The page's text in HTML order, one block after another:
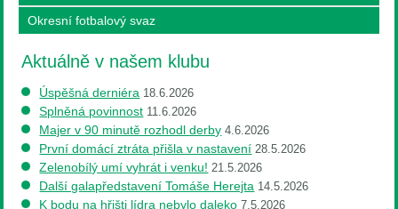
Okresní fotbalový svaz
Aktuálně v našem klubu
Úspěšná derniéra 18.6.2026
Splněná povinnost 11.6.2026
Majer v 90 minutě rozhodl derby 4.6.2026
První domácí ztráta přišla v nastavení 28.5.2026
Zelenobílý umí vyhrát i venku! 21.5.2026
Další galapředstavení Tomáše Herejta 14.5.2026
K bodu na hřišti lídra nebylo daleko 7.5.2026